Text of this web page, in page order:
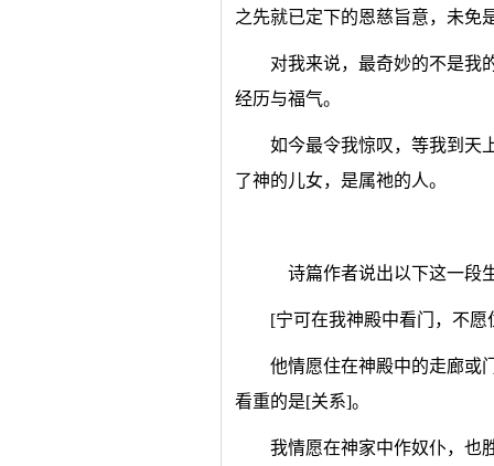
之先就已定下的恩慈旨意，未免
对我来说，最奇妙的不是我
经历与福气。
如今最令我惊叹，等我到天
了神的儿女，是属祂的人。
诗篇作者说出以下这一段
[宁可在我神殿中看门，不
他情愿住在神殿中的走廊
看重的是[关系]。
我情愿在神家中作奴仆，也